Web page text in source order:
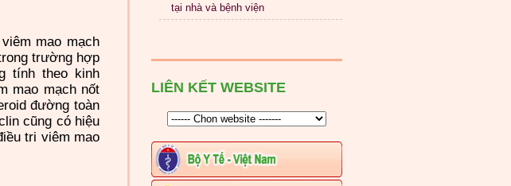
mao mạch
trường hợp
tính theo kinh
mao mạch nốt
đường toàn
cũng có hiệu
tri viêm mao
tại nhà và bệnh viện
LIÊN KẾT WEBSITE